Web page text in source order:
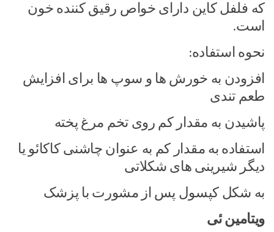
که فلفل کاین دارای خواص رقیق کننده خون
است.
نحوه استفاده:
افزودن به خورش ها و سوپ ها برای افزایش
طعم تندی
پاشیدن به مقدار کم روی تخم مرغ پخته
استفاده به مقدار کم به عنوان چاشنی کاکائو یا
دیگر شیرینی های شکلاتی
به شکل کپسول پس از مشورت با پزشک
ویتامین ئی